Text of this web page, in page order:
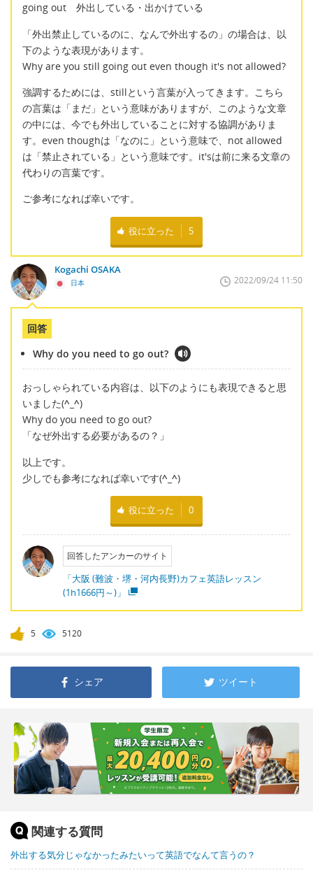
going out 外出している・出かけている
「外出禁止しているのに、なんで外出するの」の場合は、以
下のような表現があります。
Why are you still going out even though it's not allowed?
強調するためには、stillという言葉が入ってきます。こちら
の言葉は「まだ」という意味がありますが、このような文章
の中には、今でも外出していることに対する協調がありま
す。even thoughは「なのに」という意味で、not allowed
は「禁止されている」という意味です。it'sは前に来る文章の
代わりの言葉です。
ご参考になれば幸いです。
役に立った 5
Kogachi OSAKA
日本 2022/09/24 11:50
回答
Why do you need to go out?
おっしゃられている内容は、以下のようにも表現できると思
いました(^_^)
Why do you need to go out?
「なぜ外出する必要があるの？」
以上です。
少しでも参考になれば幸いです(^_^)
役に立った 0
回答したアンカーのサイト
「大阪 (難波・堺・河内長野)カフェ英語レッスン
(1h1666円～)」
5 5120
シェア ツイート
関連する質問
外出する気分じゃなかったみたいって英語でなんて言うの？